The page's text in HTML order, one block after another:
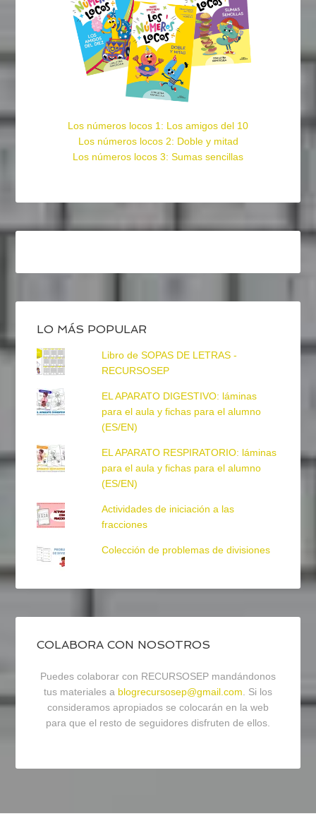
Los números locos 1: Los amigos del 10
Los números locos 2: Doble y mitad
Los números locos 3: Sumas sencillas
LO MÁS POPULAR
Libro de SOPAS DE LETRAS -
RECURSOSEP
EL APARATO DIGESTIVO: láminas
para el aula y fichas para el alumno
(ES/EN)
EL APARATO RESPIRATORIO: láminas
para el aula y fichas para el alumno
(ES/EN)
Actividades de iniciación a las
fracciones
Colección de problemas de divisiones
COLABORA CON NOSOTROS
Puedes colaborar con RECURSOSEP mandándonos
tus materiales a blogrecursosep@gmail.com. Si los
consideramos apropiados se colocarán en la web
para que el resto de seguidores disfruten de ellos.